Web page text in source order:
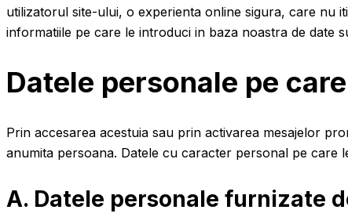
utilizatorul site-ului, o experienta online sigura, care nu
informatiile pe care le introduci in baza noastra de date
Datele personale pe
Prin accesarea acestuia sau prin activarea mesajelor
anumita persoana. Datele cu caracter personal pe care
A. Datele personale furnizate